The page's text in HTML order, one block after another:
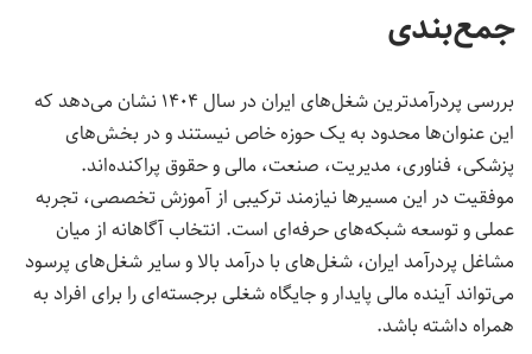
جمع‌بندی
بررسی پردرآمدترین شغل‌های ایران در سال ۱۴۰۴ نشان می‌دهد که
این عنوان‌ها محدود به یک حوزه خاص نیستند و در بخش‌های
پزشکی، فناوری، مدیریت، صنعت، مالی و حقوق پراکنده‌اند.
موفقیت در این مسیرها نیازمند ترکیبی از آموزش تخصصی، تجربه
عملی و توسعه شبکه‌های حرفه‌ای است. انتخاب آگاهانه از میان
مشاغل پردرآمد ایران، شغل‌های با درآمد بالا و سایر شغل‌های پرسود
می‌تواند آینده مالی پایدار و جایگاه شغلی برجسته‌ای را برای افراد به
همراه داشته باشد.